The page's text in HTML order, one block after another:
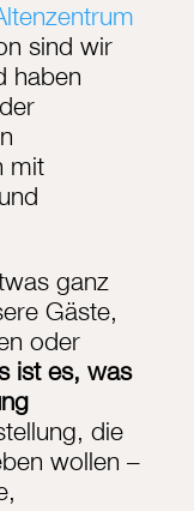
sind wir
haben
mit
ganz
Gäste,
oder
ist es, was
die
wollen –